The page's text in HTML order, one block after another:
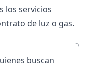
los servicios
de luz o gas.
buscan